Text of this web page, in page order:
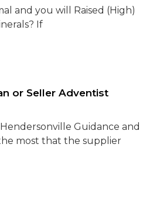
and you will Raised (High)
If
or Seller Adventist
Guidance and
most that the supplier